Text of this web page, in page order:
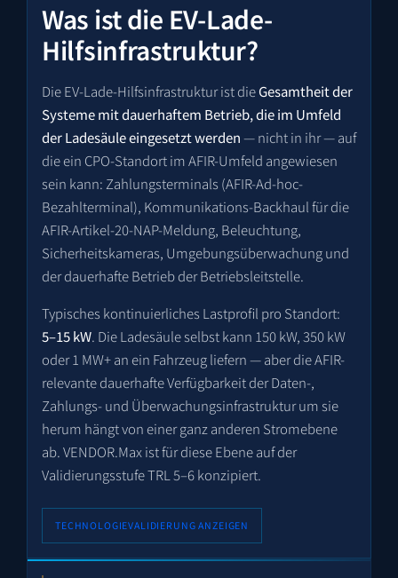
Was ist die EV-Lade-
Hilfsinfrastruktur?
Die EV-Lade-Hilfsinfrastruktur ist dieGesamtheit der
Systeme mit dauerhaftem Betrieb, die im Umfeld
der Ladesäule eingesetzt werden— nicht in ihr — auf
die ein CPO-Standort im AFIR-Umfeld angewiesen
sein kann: Zahlungsterminals (AFIR-Ad-hoc-
Bezahlterminal), Kommunikations-Backhaul für die
AFIR-Artikel-20-NAP-Meldung, Beleuchtung,
Sicherheitskameras, Umgebungsüberwachung und
der dauerhafte Betrieb der Betriebsleitstelle.
Typisches kontinuierliches Lastprofil pro Standort:
5–15 kW. Die Ladesäule selbst kann 150 kW, 350 kW
oder 1 MW+ an ein Fahrzeug liefern — aber die AFIR-
relevante dauerhafte Verfügbarkeit der Daten-,
Zahlungs- und Überwachungsinfrastruktur um sie
herum hängt von einer ganz anderen Stromebene
ab. VENDOR.Max ist für diese Ebene auf der
Validierungsstufe TRL 5–6 konzipiert.
TECHNOLOGIEVALIDIERUNG ANZEIGEN